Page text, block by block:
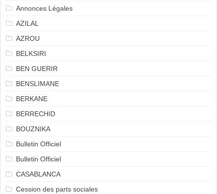
Annonces Légales
AZILAL
AZROU
BELKSIRI
BEN GUERIR
BENSLIMANE
BERKANE
BERRECHID
BOUZNIKA
Bulletin Officiel
Bulletin Officiel
CASABLANCA
Cession des parts sociales